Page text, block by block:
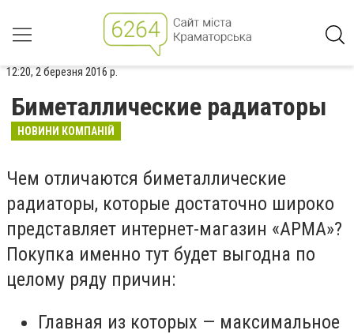
12:20, 2 березня 2016 р.
Биметаллические радиаторы
НОВИНИ КОМПАНІЙ
Чем отличаются биметаллические
радиаторы, которые достаточно широко
представляет интернет-магазин «АРМА»?
Покупка именно тут будет выгодна по
целому ряду причин:
Главная из которых — максимальное